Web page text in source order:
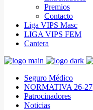
Premios
Contacto
Liga VIPS Masc
LIGA VIPS FEM
Cantera
Seguro Médico
NORMATIVA 26-27
Patrocinadores
Noticias